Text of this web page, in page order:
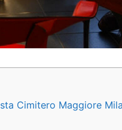
Cimitero Maggiore